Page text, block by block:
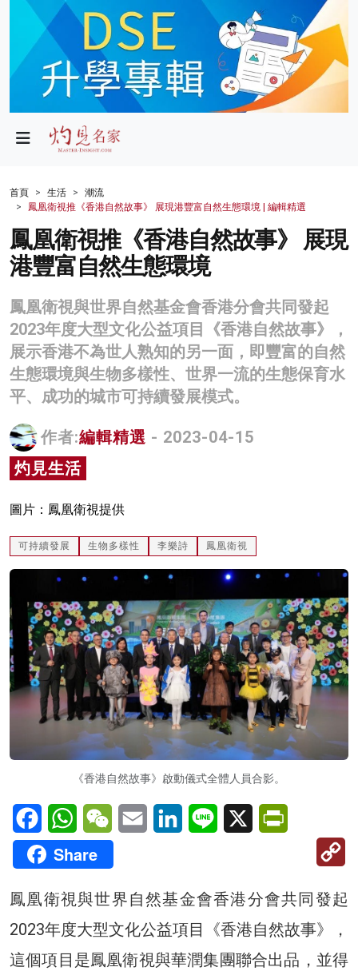
政局
財經
生活
健康
商業
科技
影片
名家榜
關於我們
首頁 生活
潮流
鳳凰衛視推《香港自然故事》 展現港豐富自然生態環境 | 編輯精選
鳳凰衛視推《香港自然故事》 展現
港豐富自然生態環境
鳳凰衛視與世界自然基金會香港分會共同發起
2023年度大型文化公益項目《香港自然故事》，
展示香港不為世人熟知的另一面，即豐富的自然
生態環境與生物多樣性、世界一流的生態保育水
平、成功的城市可持續發展模式。
作者:編輯精選 - 2023-04-15
灼見生活
圖片：鳳凰衛視提供
可持續發展 生物多樣性 李樂詩 鳳凰衛視
《香港自然故事》啟動儀式全體人員合影。
FacebookWhatsAppWeChatEmail LinkedInLine X
Share
鳳凰衛視與世界自然基金會香港分會共同發起
2023年度大型文化公益項目《香港自然故事》，
這個項目是鳳凰衛視與華潤集團聯合出品，並得